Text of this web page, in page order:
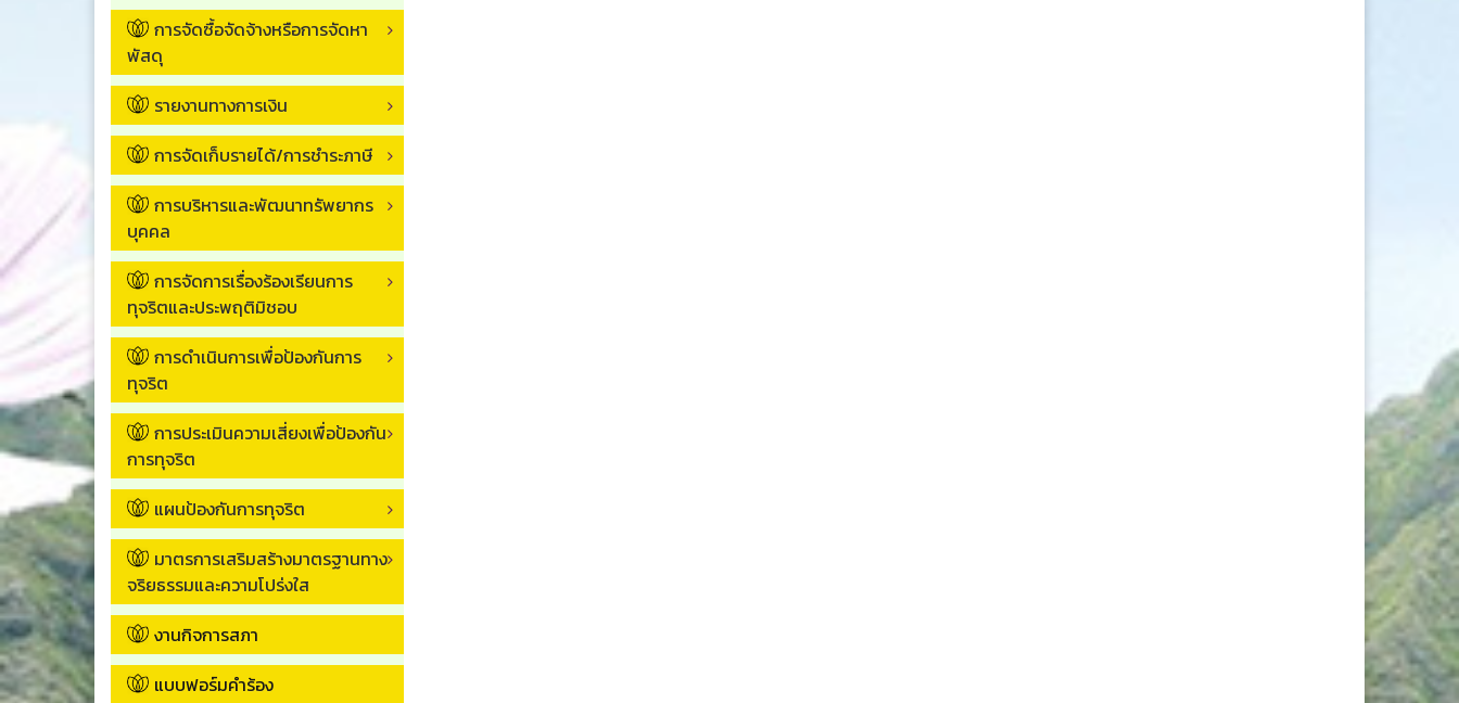
การจัดซื้อจัดจ้างหรือการจัดหา
พัสดุ
รายงานทางการเงิน
การจัดเก็บรายได้/การชำระภาษี
การบริหารและพัฒนาทรัพยากร
บุคคล
การจัดการเรื่องร้องเรียนการ
ทุจริตและประพฤติมิชอบ
การดำเนินการเพื่อป้องกันการ
ทุจริต
การประเมินความเสี่ยงเพื่อป้องกัน
การทุจริต
แผนป้องกันการทุจริต
มาตรการเสริมสร้างมาตรฐานทาง
จริยธรรมและความโปร่งใส
งานกิจการสภา
แบบฟอร์มคำร้อง